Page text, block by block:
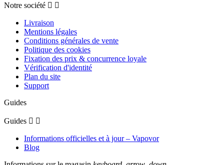
Notre société  
Livraison
Mentions légales
Conditions générales de vente
Politique des cookies
Fixation des prix & concurrence loyale
Vérification d'identité
Plan du site
Support
Guides
Guides  
Informations officielles et à jour – Vapovor
Blog